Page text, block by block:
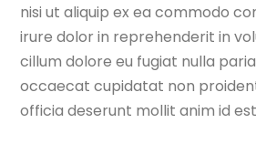
nisi ut aliquip ex ea commodo
irure dolor in reprehenderit in
cillum dolore eu fugiat nulla
occaecat cupidatat non
officia deserunt mollit anim id